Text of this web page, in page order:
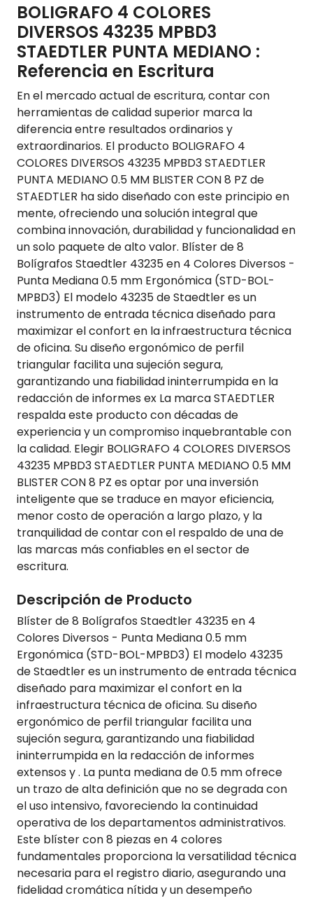
BOLIGRAFO 4 COLORES
DIVERSOS 43235 MPBD3
STAEDTLER PUNTA MEDIANO :
Referencia en Escritura
En el mercado actual de escritura, contar con
herramientas de calidad superior marca la
diferencia entre resultados ordinarios y
extraordinarios. El producto BOLIGRAFO 4
COLORES DIVERSOS 43235 MPBD3 STAEDTLER
PUNTA MEDIANO 0.5 MM BLISTER CON 8 PZ de
STAEDTLER ha sido diseñado con este principio en
mente, ofreciendo una solución integral que
combina innovación, durabilidad y funcionalidad en
un solo paquete de alto valor. Blíster de 8
Bolígrafos Staedtler 43235 en 4 Colores Diversos -
Punta Mediana 0.5 mm Ergonómica (STD-BOL-
MPBD3) El modelo 43235 de Staedtler es un
instrumento de entrada técnica diseñado para
maximizar el confort en la infraestructura técnica
de oficina. Su diseño ergonómico de perfil
triangular facilita una sujeción segura,
garantizando una fiabilidad ininterrumpida en la
redacción de informes ex La marca STAEDTLER
respalda este producto con décadas de
experiencia y un compromiso inquebrantable con
la calidad. Elegir BOLIGRAFO 4 COLORES DIVERSOS
43235 MPBD3 STAEDTLER PUNTA MEDIANO 0.5 MM
BLISTER CON 8 PZ es optar por una inversión
inteligente que se traduce en mayor eficiencia,
menor costo de operación a largo plazo, y la
tranquilidad de contar con el respaldo de una de
las marcas más confiables en el sector de
escritura.
Descripción de Producto
Blíster de 8 Bolígrafos Staedtler 43235 en 4
Colores Diversos - Punta Mediana 0.5 mm
Ergonómica (STD-BOL-MPBD3) El modelo 43235
de Staedtler es un instrumento de entrada técnica
diseñado para maximizar el confort en la
infraestructura técnica de oficina. Su diseño
ergonómico de perfil triangular facilita una
sujeción segura, garantizando una fiabilidad
ininterrumpida en la redacción de informes
extensos y . La punta mediana de 0.5 mm ofrece
un trazo de alta definición que no se degrada con
el uso intensivo, favoreciendo la continuidad
operativa de los departamentos administrativos.
Este blíster con 8 piezas en 4 colores
fundamentales proporciona la versatilidad técnica
necesaria para el registro diario, asegurando una
fidelidad cromática nítida y un desempeño